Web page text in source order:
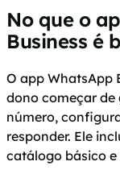
No que o
Business é
O app WhatsApp
dono começar de
número,
responder. Ele
catálogo básico e